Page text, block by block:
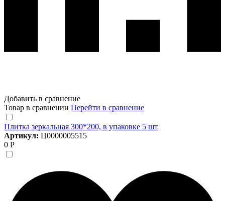
Добавить в сравнение
Товар в сравнении Перейти в сравнение
Плитка зеркальная 300*200, в упаковке 5 шт
Артикул: Ц0000005515
0 Р